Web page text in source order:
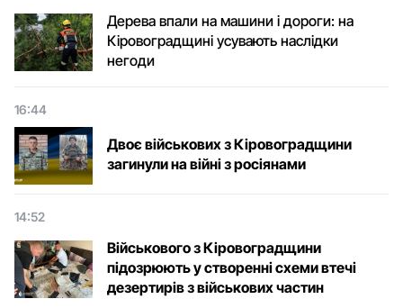
Дерева впали на машини і дороги: на
Кіровоградщині усувають наслідки
негоди
16:44
Двоє військових з Кіровоградщини
загинули на війні з росіянами
14:52
Військового з Кіровоградщини
підозрюють у створенні схеми втечі
дезертирів з військових частин